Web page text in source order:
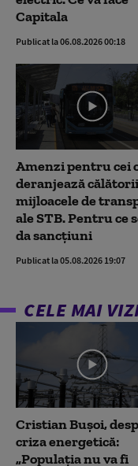
Capitala
Publicat la 06.08.2026 00:18
Amenzi pentru cei
deranjează
mijloacele de
ale STB. Pentru ce
da sancțiuni
Publicat la 05.08.2026 19:07
CELE MAI
Cristian Bușoi,
criza energetică:
„Populația nu va fi